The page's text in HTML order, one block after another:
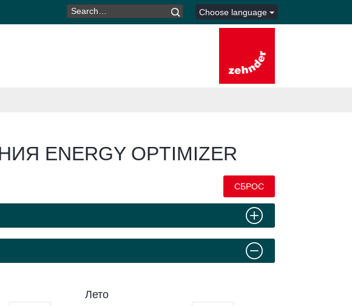
SEARCH
FOR:
Choose language
ENERGY OPTIMIZER
СБРОС
Лето